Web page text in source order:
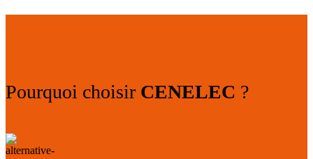
Pourquoi choisir CENELEC ?